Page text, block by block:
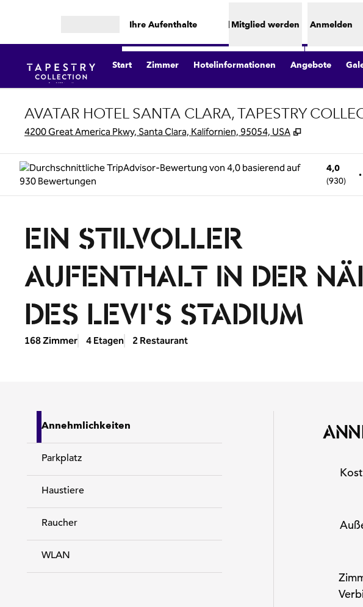
Ihre Aufenthalte Mitglied werden Anmelden
Start Zimmer Hotelinformationen Angebote
AVATAR HOTEL SANTA CLARA, TAPESTRY
4200 Great America Pkwy, Santa Clara, Kalifornien, 95054, USA ,
4,0
(930)
•
EIN STILVOLLER
AUFENTHALT IN DER
DES LEVI'S STADIUM
168 Zimmer 4 Etagen 2 Restaurant
Annehmlichkeiten
Parkplatz
Haustiere
Raucher
WLAN